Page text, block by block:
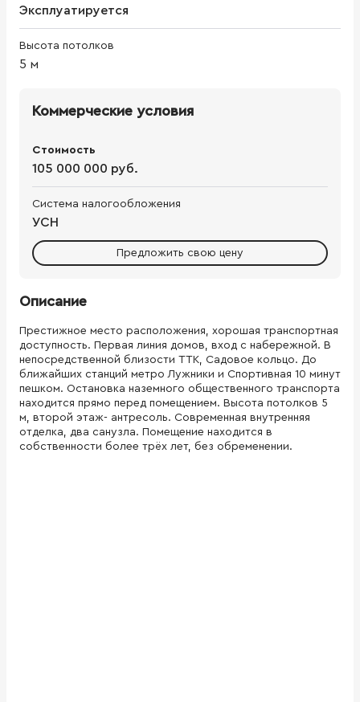
Эксплуатируется
Высота потолков
5 м
Коммерческие условия
Стоимость
105 000 000 руб.
Система налогообложения
УСН
Предложить свою цену
Описание
Престижное место расположения, хорошая транспортная
доступность. Первая линия домов, вход с набережной. В
непосредственной близости ТТК, Садовое кольцо. До
ближайших станций метро Лужники и Спортивная 10 минут
пешком. Остановка наземного общественного транспорта
находится прямо перед помещением. Высота потолков 5
м, второй этаж- антресоль. Современная внутренняя
отделка, два санузла. Помещение находится в
собственности более трёх лет, без обременении.